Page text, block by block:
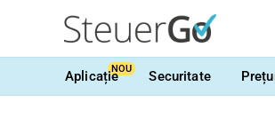
AplicațieNOU Securitate